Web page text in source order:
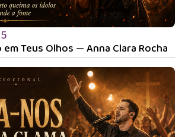
Teus Olhos — Anna Clara Rocha